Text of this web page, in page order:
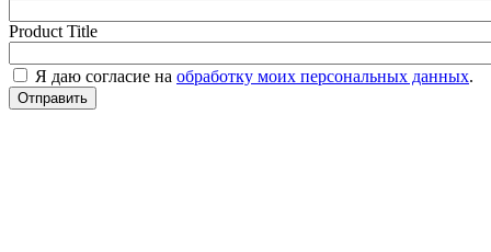
Product Title
Я даю согласие на обработку моих персональных данных.
Отправить